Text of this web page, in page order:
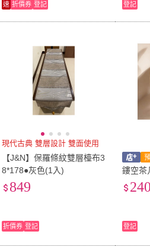
速 折價券 登記 登記
現代古典 雙層設計 雙面使用
【J&N】保羅條紋雙層檯布3
8*178●灰色(1入)
849
折價券 登記
鏤空茶
桌ins
240
登記